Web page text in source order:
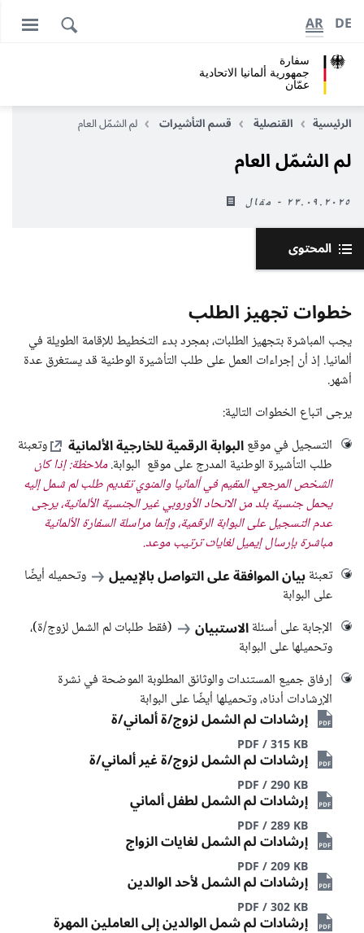
سفارة
جمهورية ألمانيا الاتحادية
عمّان
DE
AR
الرئيسية القنصلية قسم التأشيرات لم الشمّل العام
لم الشمّل العام
٢٣.٠٩.٢٠٢٥ - مقال
المحتوى
خطوات تجهيز الطلب
يجب المباشرة بتجهيز الطلبات، بمجرد بدء التخطيط للإقامة الطويلة في
ألمانيا. إذ أن إجراءات العمل على طلب التأشيرة الوطنية قد يستغرق عدة
أشهر.
يرجى اتباع الخطوات التالية:
التسجيل في موقعالبوابة الرقمية للخارجية الألمانية
وتعبئة
طلب التأشيرة الوطنية المدرج على موقع البوابة.ملاحظة: إذا كان
الشخص المرجعي المقيم في ألمانيا والمنوي تقديم طلب لم شمل إليه
يحمل جنسية بلد من الاتحاد الأوروبي غير الجنسية الألمانية، يرجى
عدم التسجيل على البوابة الرقمية، وإنما مراسلة السفارة الألمانية
مباشرة بإرسال إيميل لغايات ترتيب موعد.
تعبئةبيان الموافقة على التواصل بالإيميل
وتحميله أيضًا
على البوابة
الإجابة على أسئلةالاستبيان
(فقط طلبات لم الشمل لزوج/ة)،
وتحميلها على البوابة
إرفاق جميع المستندات والوثائق المطلوبة الموضحة في نشرة
الإرشادات أدناه، وتحميلها أيضًا على البوابة
إرشادات لم الشمل لزوج/ة ألماني/ة
PDF / 315 KB
إرشادات لم الشمل لزوج/ة غير ألماني/ة
PDF / 290 KB
إرشادات لم الشمل لطفل ألماني
PDF / 289 KB
إرشادات لم الشمل لغايات الزواج
PDF / 209 KB
إرشادات لم الشمل لأحد الوالدين
PDF / 302 KB
إرشادات لم شمل الوالدين إلى العاملين المهرة